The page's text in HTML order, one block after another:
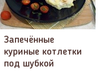
Запечённые
куриные котлетки
под шубкой